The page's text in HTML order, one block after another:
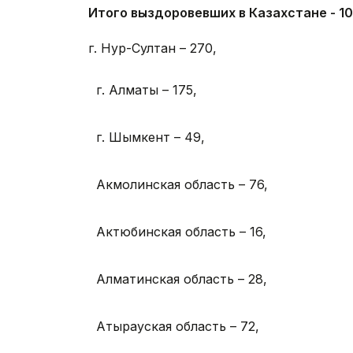
Итого выздоровевших в Казахстане -
г. Нур-Султан – 270,
г. Алматы – 175,
г. Шымкент – 49,
Акмолинская область – 76,
Актюбинская область – 16,
Алматинская область – 28,
Атырауская область – 72,